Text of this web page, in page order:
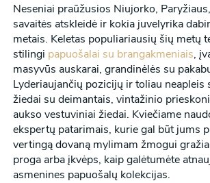
Neseniai praūžusios Niujorko,
savaitės atskleidė ir kokia juvelyrika
metais. Keletas populiariausių šių metų
stilingi papuošalai su brangakmeniais,
masyvūs auskarai, grandinėlės su
Lyderiaujančių pozicijų ir toliau neapleis
žiedai su deimantais, vintažinio
aukso vestuviniai žiedai. Kviečiame
ekspertų patarimais, kurie gal būt jums
vertingą dovaną mylimam žmogui
proga arba įkvėps, kaip galėtumėte
asmenines papuošalų kolekcijas.